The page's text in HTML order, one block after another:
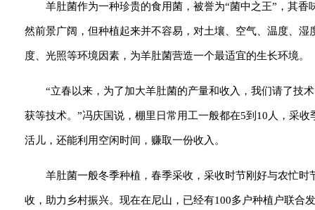
羊肚菌作为一种珍贵的食用菌，被誉为“菌中之王”，其
然前景广阔，但种植起来并不容易，对土壤、空气、温度、
度、光照等环境因素，为羊肚菌营造一个最适宜的生长环境。
“立春以来，为了加大羊肚菌的产量和收入，我们请了技
获等技术。”冯庆国说，棚里日常用工一般都在5到10人，采
活儿，还能利用空闲时间，赚取一份收入。
羊肚菌一般冬季种植，春季采收，采收时节刚好与农忙
收，助力乡村振兴。现在在尼山，已经有100多户种植户联合